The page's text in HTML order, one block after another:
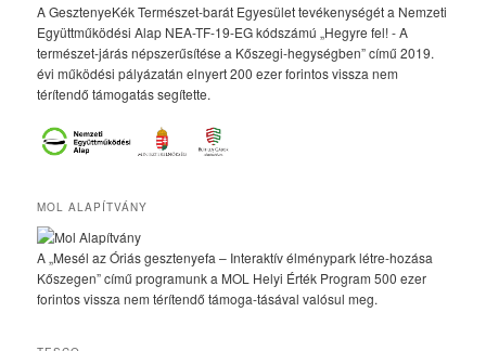
A GesztenyeKék Természet-barát Egyesület tevékenységét a Nemzeti
Együttműködési Alap NEA-TF-19-EG kódszámú „Hegyre fel! - A
természet-járás népszerűsítése a Kőszegi-hegységben” című 2019.
évi működési pályázatán elnyert 200 ezer forintos vissza nem
térítendő támogatás segítette.
MOL ALAPÍTVÁNY
A „Mesél az Óriás gesztenyefa – Interaktív élménypark létre-hozása
Kőszegen” című programunk a MOL Helyi Érték Program 500 ezer
forintos vissza nem térítendő támoga-tásával valósul meg.